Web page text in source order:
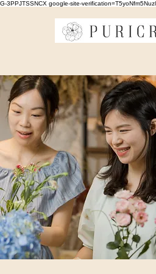
G-3PPJTSSNCX google-site-